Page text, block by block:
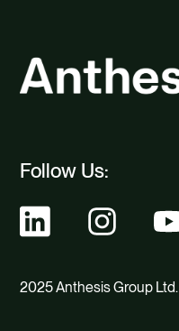
Follow Us:
2025 Anthesis Group